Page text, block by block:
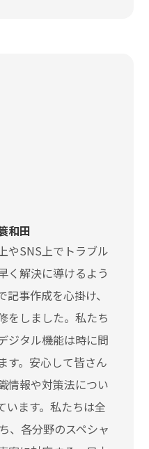
和田
やSNS上でトラブル
く解決に導けるよう
事作成を心掛け、
をしました。私たち
ジタル機能は時に問
す。安心して皆さん
情報や対策法につい
います。私たちは全
、各分野のスペシャ